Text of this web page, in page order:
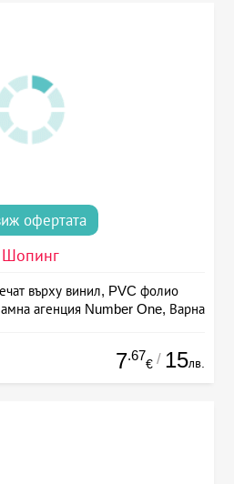
офертата
Шопинг
върху винил, PVC фолио
агенция Number One, Варна
7.67
€ / 15лв.